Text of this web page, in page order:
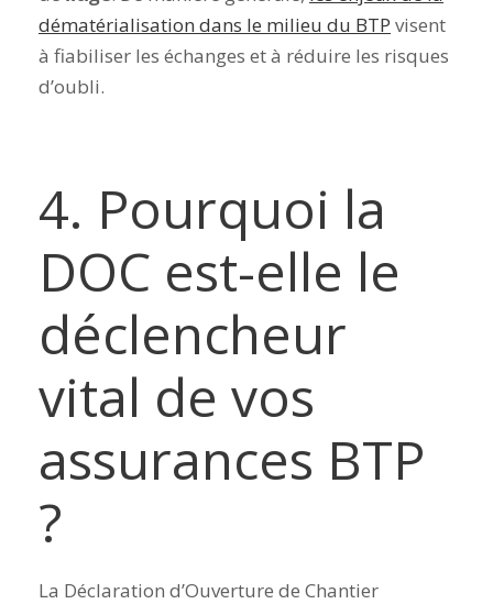
dématérialisation dans le milieu du BTP visent
à fiabiliser les échanges et à réduire les risques
d’oubli.
4. Pourquoi la
DOC est-elle le
déclencheur
vital de vos
assurances BTP
?
La Déclaration d’Ouverture de Chantier